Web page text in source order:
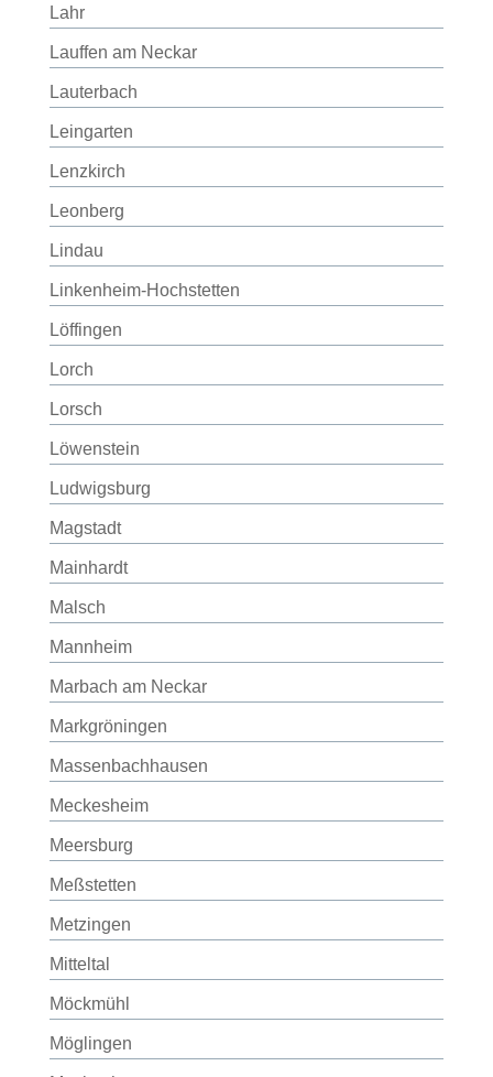
Lahr
Lauffen am Neckar
Lauterbach
Leingarten
Lenzkirch
Leonberg
Lindau
Linkenheim-Hochstetten
Löffingen
Lorch
Lorsch
Löwenstein
Ludwigsburg
Magstadt
Mainhardt
Malsch
Mannheim
Marbach am Neckar
Markgröningen
Massenbachhausen
Meckesheim
Meersburg
Meßstetten
Metzingen
Mitteltal
Möckmühl
Möglingen